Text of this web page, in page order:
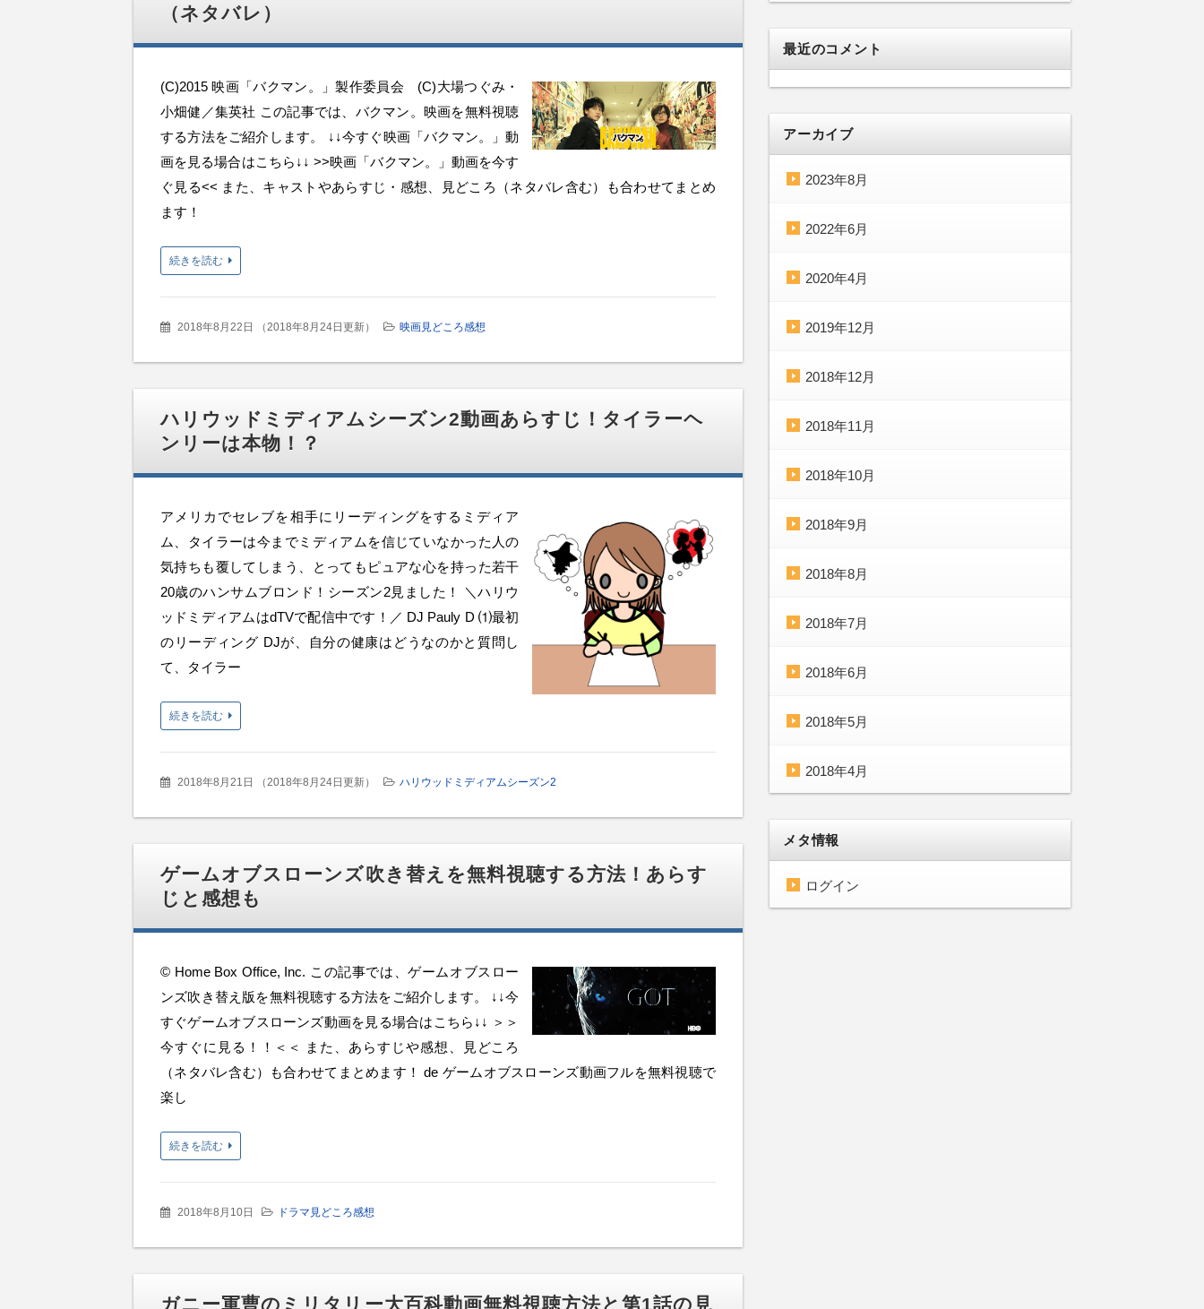
（ネタバレ）
(C)2015 映画「バクマン。」製作委員会 (C)大場つぐみ・
小畑健／集英社 この記事では、バクマン。映画を無料視聴
する方法をご紹介します。 ↓↓今すぐ映画「バクマン。」動
画を見る場合はこちら↓↓ >>映画「バクマン。」動画を今す
ぐ見る<< また、キャストやあらすじ・感想、見どころ（ネタバレ含む）も合わせてまとめ
ます！
続きを読む
2018年8月22日 （2018年8月24日更新） 映画見どころ感想
ハリウッドミディアムシーズン2動画あらすじ！タイラーヘ
ンリーは本物！？
アメリカでセレブを相手にリーディングをするミディア
ム、タイラーは今までミディアムを信じていなかった人の
気持ちも覆してしまう、とってもピュアな心を持った若干
20歳のハンサムブロンド！シーズン2見ました！ ＼ハリウ
ッドミディアムはdTVで配信中です！／ DJ Pauly D ⑴最初
のリーディング DJが、自分の健康はどうなのかと質問し
て、タイラー
続きを読む
2018年8月21日 （2018年8月24日更新） ハリウッドミディアムシーズン2
ゲームオブスローンズ吹き替えを無料視聴する方法！あらす
じと感想も
© Home Box Office, Inc. この記事では、ゲームオブスロー
ンズ吹き替え版を無料視聴する方法をご紹介します。 ↓↓今
すぐゲームオブスローンズ動画を見る場合はこちら↓↓ ＞＞
今すぐに見る！！＜＜ また、あらすじや感想、見どころ
（ネタバレ含む）も合わせてまとめます！ de ゲームオブスローンズ動画フルを無料視聴で
楽し
続きを読む
2018年8月10日 ドラマ見どころ感想
ガニー軍曹のミリタリー大百科動画無料視聴方法と第1話の見
最近のコメント
アーカイブ
2023年8月
2022年6月
2020年4月
2019年12月
2018年12月
2018年11月
2018年10月
2018年9月
2018年8月
2018年7月
2018年6月
2018年5月
2018年4月
メタ情報
ログイン